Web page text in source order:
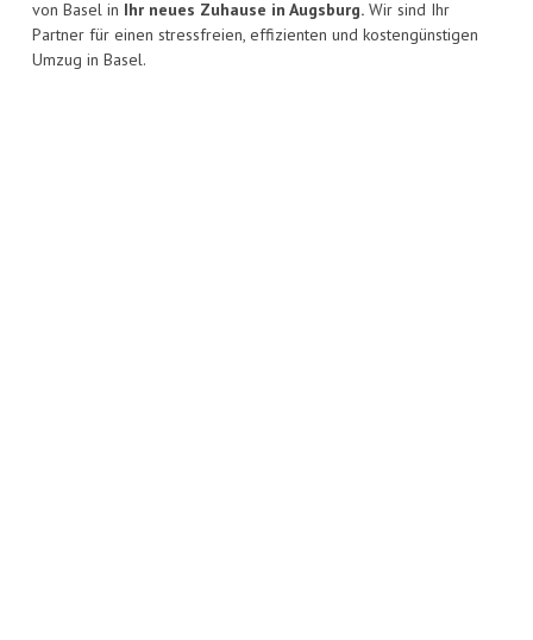
von Basel in Ihr neues Zuhause in Augsburg. Wir sind Ihr
Partner für einen stressfreien, effizienten und kostengünstigen
Umzug in Basel.